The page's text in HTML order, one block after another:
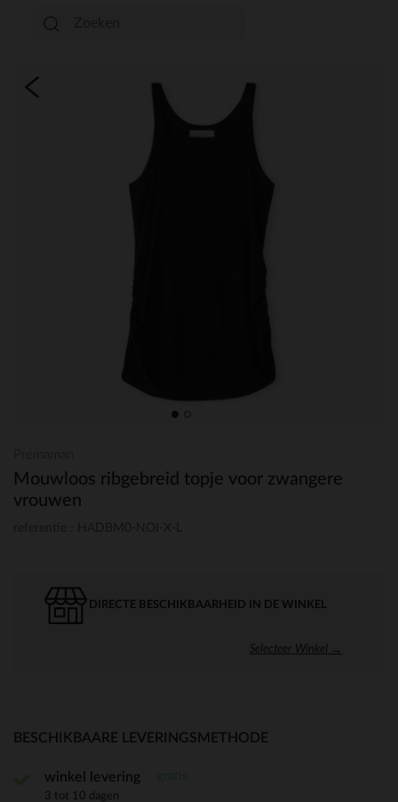
Mouwloos ribgebreid topje voor zwangere
vrouwen
DIRECTE BESCHIKBAARHEID IN DE WINKEL
Selecteer Winkel →
BESCHIKBAARE LEVERINGSMETHODE
winkel levering
3 tot 10 dagen